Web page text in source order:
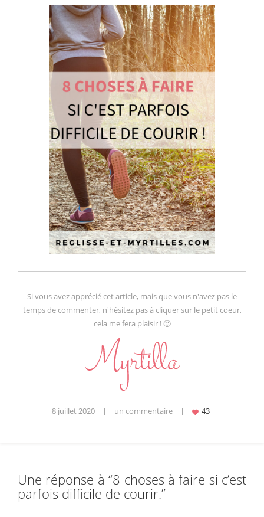
Si vous avez apprécié cet article, mais que vous n'avez pas le
temps de commenter, n'hésitez pas à cliquer sur le petit coeur,
cela me fera plaisir ! 🙂
8 juillet 2020 | un commentaire |
Une réponse à “8 choses à faire si c’est
parfois difficile de courir.”